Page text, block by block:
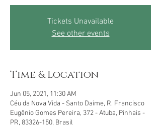
Tickets Unavailable
See other events
Time & Location
Jun 05, 2021, 11:30 AM
Céu da Nova Vida - Santo Daime, R. Francisco
Eugênio Gomes Pereira, 372 - Atuba, Pinhais -
PR, 83326-150, Brasil